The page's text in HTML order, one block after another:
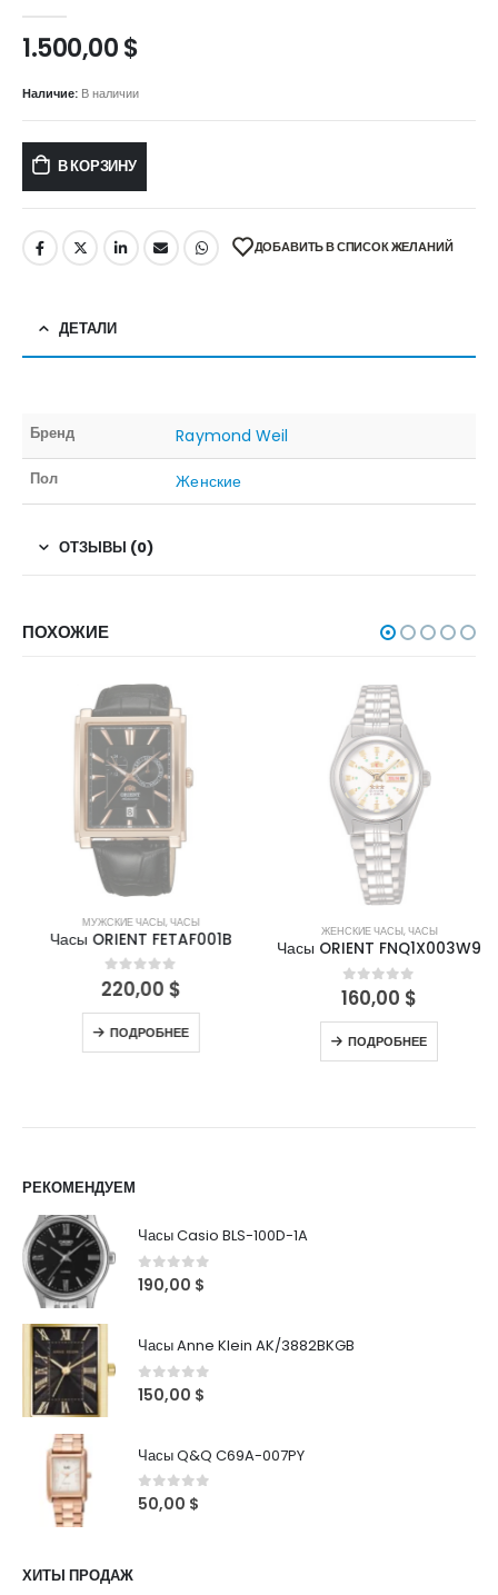
1.500,00$
Наличие: В наличии
В КОРЗИНУ
ДОБАВИТЬ В СПИСОК ЖЕЛАНИЙ
ДЕТАЛИ
Бренд Raymond Weil
Пол Женские
ОТЗЫВЫ (0)
ПОХОЖИЕ
НЕТ В НАЛИЧИИ
МУЖСКИЕ ЧАСЫ,ЧАСЫ
Часы ORIENT FETAF001B
0out of 5
220,00$
ПОДРОБНЕЕ
НЕТ В НАЛИЧИИ
ЖЕНСКИЕ ЧАСЫ,ЧАСЫ
Часы ORIENT FNQ1X003W9
0out of 5
160,00$
ПОДРОБНЕЕ
РЕКОМЕНДУЕМ
Часы Casio BLS-100D-1A
0out of 5
190,00 $
Часы Anne Klein AK/3882BKGB
0out of 5
150,00 $
Часы Q&Q C69A-007PY
0out of 5
50,00 $
ХИТЫ ПРОДАЖ